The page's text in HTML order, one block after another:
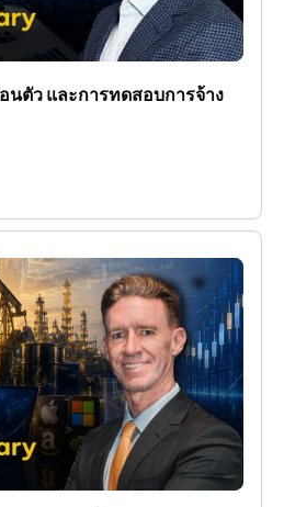
นตัว และการทดสอบการจ้าง